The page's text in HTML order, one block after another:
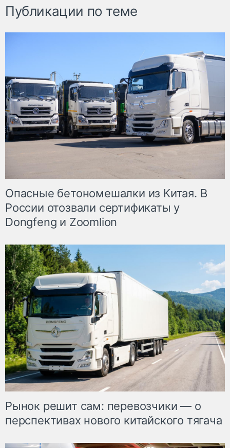
Публикации по теме
Опасные бетономешалки из Китая. В
России отозвали сертификаты у
Dongfeng и Zoomlion
Рынок решит сам: перевозчики — о
перспективах нового китайского тягача